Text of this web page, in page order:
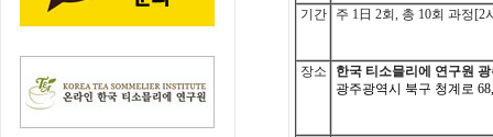
기간 주 1 日 2회, 총 10회 과정[2
장소
한국 티소믈리에 연구원
광주광역시 북구 청계로